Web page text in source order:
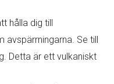
hålla dig till
Se till
Detta är ett vulkaniskt